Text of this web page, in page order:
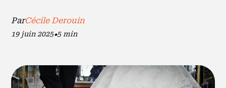
ParCécile Derouin
19 juin 2025•5 min